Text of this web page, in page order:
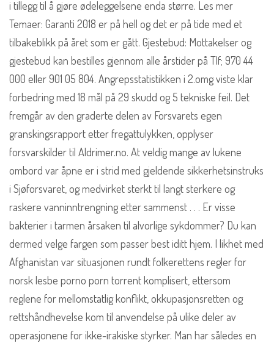
i tillegg til å gjøre ødeleggelsene enda større. Les mer
Temaer: Garanti 2018 er på hell og det er på tide med et
tilbakeblikk på året som er gått. Gjestebud: Mottakelser og
gjestebud kan bestilles gjennom alle årstider på Tlf; 970 44
000 eller 901 05 804. Angrepsstatistikken i 2.omg viste klar
forbedring med 18 mål på 29 skudd og 5 tekniske feil. Det
fremgår av den graderte delen av Forsvarets egen
granskingsrapport etter fregattulykken, opplyser
forsvarskilder til Aldrimer.no. At veldig mange av lukene
ombord var åpne er i strid med gjeldende sikkerhetsinstruks
i Sjøforsvaret, og medvirket sterkt til langt sterkere og
raskere vanninntrengning etter sammenst . . . Er visse
bakterier i tarmen årsaken til alvorlige sykdommer? Du kan
dermed velge fargen som passer best iditt hjem. I likhet med
Afghanistan var situasjonen rundt folkerettens regler for
norsk lesbe porno porn torrent komplisert, ettersom
reglene for mellomstatlig konflikt, okkupasjonsretten og
rettshåndhevelse kom til anvendelse på ulike deler av
operasjonene for ikke-irakiske styrker. Man har således en